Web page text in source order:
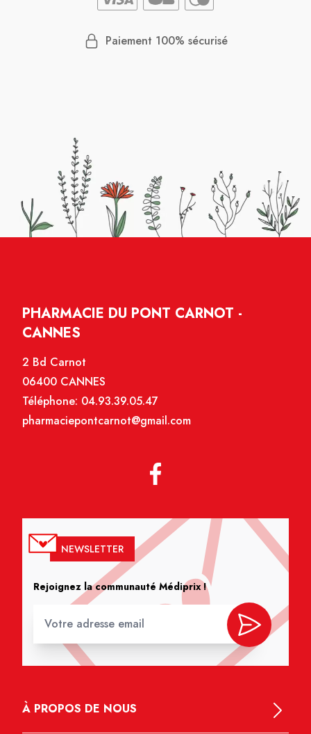
Paiement 100% sécurisé
PHARMACIE DU PONT CARNOT -
CANNES
2 Bd Carnot
06400 CANNES
Téléphone: 04.93.39.05.47
pharmaciepontcarnot@gmail.com
NEWSLETTER
Rejoignez la communauté Médiprix !
À PROPOS DE NOUS